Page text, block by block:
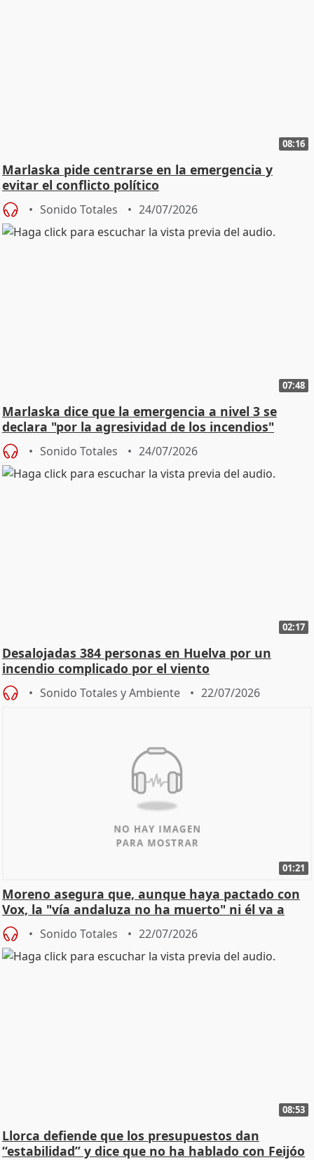
08:16
Marlaska pide centrarse en la emergencia y
evitar el conflicto político
Sonido Totales 24/07/2026
07:48
Marlaska dice que la emergencia a nivel 3 se
declara "por la agresividad de los incendios"
Sonido Totales 24/07/2026
02:17
Desalojadas 384 personas en Huelva por un
incendio complicado por el viento
Sonido Totales y Ambiente 22/07/2026
01:21
Moreno asegura que, aunque haya pactado con
Vox, la "vía andaluza no ha muerto" ni él va a
"cambiar"
Sonido Totales 22/07/2026
08:53
Llorca defiende que los presupuestos dan
“estabilidad” y dice que no ha hablado con Feijóo